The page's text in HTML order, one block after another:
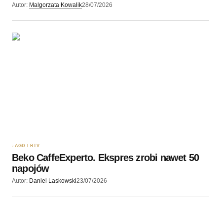
Autor: Malgorzata Kowalik28/07/2026
AGD I RTV
Beko CaffeExperto. Ekspres zrobi nawet 50
napojów
Autor: Daniel Laskowski23/07/2026